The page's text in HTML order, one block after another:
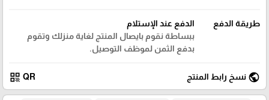
طريقة الدفع
الدفع عند الإستلام
ببساطة نقوم بايصال المنتج لغاية منزلك وتقوم
بدفع الثمن لموظف التوصيل.
public نسخ رابط المنتج QR
qr_code